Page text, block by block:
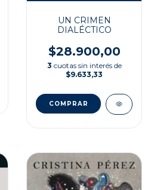
UN CRIMEN
DIALÉCTICO
$28.900,00
3 cuotas sin interés de
$9.633,33